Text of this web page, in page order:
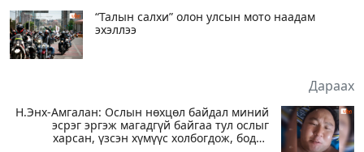
“Талын салхи” олон улсын мото наадам
эхэллээ
Дараах
Н.Энх-Амгалан: Ослын нөхцөл байдал миний
эсрэг эргэж магадгүй байгаа тул ослыг
харсан, үзсэн хүмүүс холбогдож, бодит